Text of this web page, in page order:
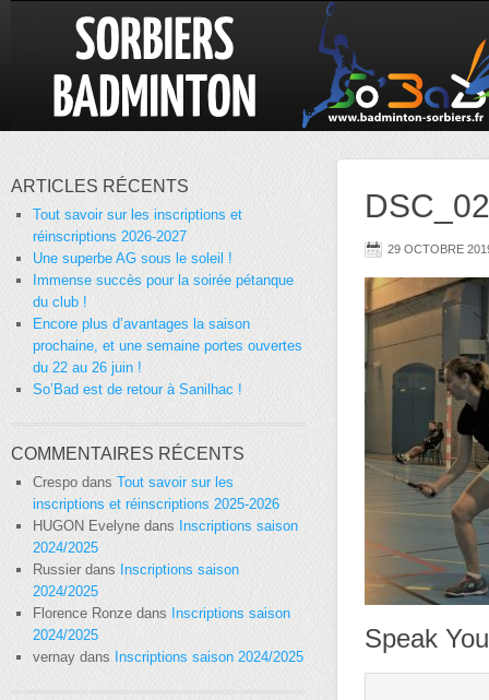
29 OCTOBRE
Speak
ARTICLES RÉCENTS
Tout savoir sur les inscriptions et
réinscriptions 2026-2027
Une superbe AG sous le soleil !
Immense succès pour la soirée pétanque
du club !
Encore plus d’avantages la saison
prochaine, et une semaine portes ouvertes
du 22 au 26 juin !
So’Bad est de retour à Sanilhac !
COMMENTAIRES RÉCENTS
Crespo dans Tout savoir sur les
inscriptions et réinscriptions 2025-2026
HUGON Evelyne dans Inscriptions saison
2024/2025
Russierdans Inscriptions saison
2024/2025
Florence Ronze dans Inscriptions saison
2024/2025
vernay dans Inscriptions saison 2024/2025